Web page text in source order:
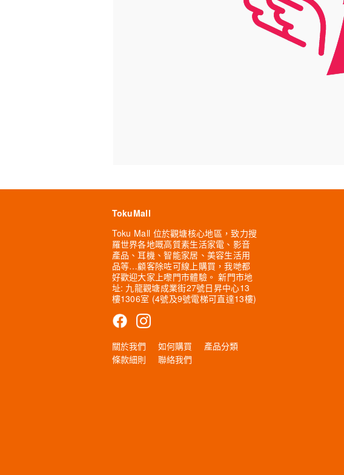
TokuMall
Toku Mall 位於觀塘核心地區，致力搜
羅世界各地嘅高質素生活家電、影音
產品、耳機、智能家居、美容生活用
品等…顧客除咗可線上購買，我哋都
好歡迎大家上嚟門市體驗。 新門市地
址: 九龍觀塘成業街27號日昇中心13
樓1306室 (4號及9號電梯可直達13樓)
關於我們 如何購買
產品分類
條款細則
聯絡我們